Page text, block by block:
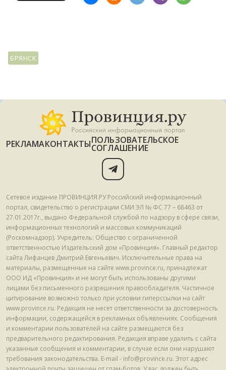
БРЯНСК
РЕКЛАМАКОНТАКТЫПОЛЬЗОВАТЕЛЬСКОЕ
СОГЛАШЕНИЕ
Сетевое издание ПРОВИНЦИЯ.РУ Российский информационный
портал, свидетельство о регистрации СМИ ЭЛ № ФС 77 – 68463 от
27.01.2017г., выдано Федеральной службой по надзору в сфере связи,
информационных технологий и массовых коммуникаций
(Роскомнадзор). Учредитель: Общество с ограниченной
ответственностью Издательский дом «Провинция». Главный редактор
сайта Лифанцев Дмитрий Евгеньевич. Исключительные права на
материалы, размещенные на сайте www.province.ru, принадлежат
ООО ИД «Провинция» и не могут быть использованы другими
лицами без письменного разрешения правообладателя. Частичное
цитирование возможно только при условии гиперссылки на сайт
www.province.ru. Редакция не несет ответственности за достоверность
информации, содержащейся в рекламных объявлениях. Сообщения
и комментарии пользователей на сайте размещаются без
предварительного редактирования. Редакция вправе удалить с сайта
указанные сообщения и комментарии, в случае если они нарушают
требования законодательства. E-mail - info@province.ru. Этот адрес